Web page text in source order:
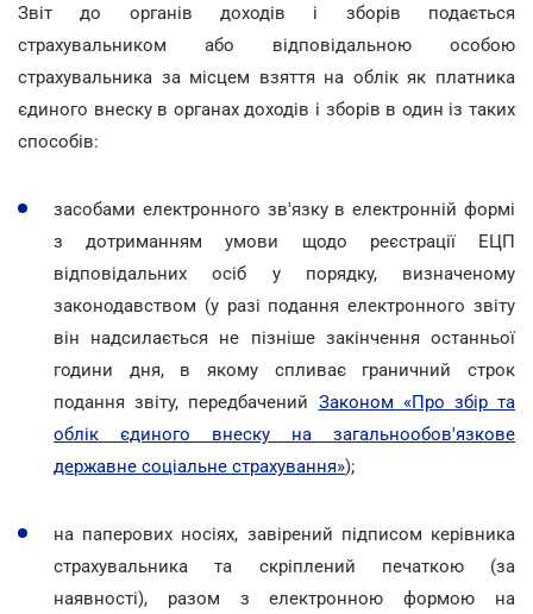
Звіт до органів доходів і зборів подається
страхувальником або відповідальною особою
страхувальника за місцем взяття на облік як платника
єдиного внеску в органах доходів і зборів в один із таких
способів:
засобами електронного зв'язку в електронній формі
з дотриманням умови щодо реєстрації ЕЦП
відповідальних осіб у порядку, визначеному
законодавством (у разі подання електронного звіту
він надсилається не пізніше закінчення останньої
години дня, в якому спливає граничний строк
подання звіту, передбачений Законом «Про збір та
облік єдиного внеску на загальнообов'язкове
державне соціальне страхування»);
на паперових носіях, завірений підписом керівника
страхувальника та скріплений печаткою (за
наявності), разом з електронною формою на